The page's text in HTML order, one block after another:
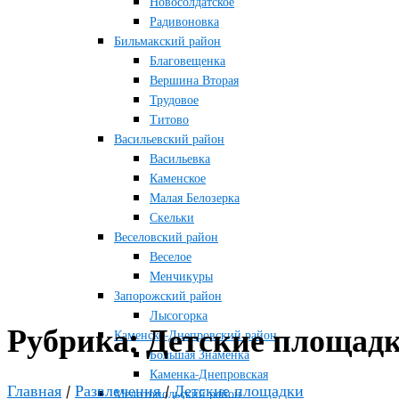
Радивоновка
Бильмакский район
Благовещенка
Вершина Вторая
Трудовое
Титово
Васильевский район
Васильевка
Каменское
Малая Белозерка
Скельки
Веселовский район
Веселое
Менчикуры
Запорожский район
Лысогорка
Каменско-Днепровский район
Большая Знаменка
Каменка-Днепровская
Мелитопольский район
Рубрика:Детские
Главная / Развлечения/ Детские площадки